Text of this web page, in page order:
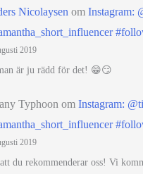
Nicolaysen om Instagram:
2019
är ju rädd för det! 😁😏
Typhoon om Instagram:
2019
du rekommenderar oss! Vi